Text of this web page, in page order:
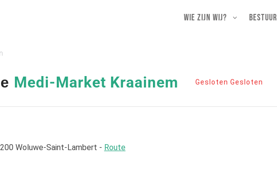
Wie zijn wij? Bestuur
Medi-Market Kraainem Gesloten Gesloten
Woluwe-Saint-Lambert - Route